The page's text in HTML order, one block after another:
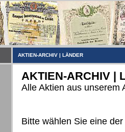
AKTIEN-ARCHIV | LÄNDER
AKTIEN-ARCHIV |
Alle Aktien aus unserem
Bitte wählen Sie eine